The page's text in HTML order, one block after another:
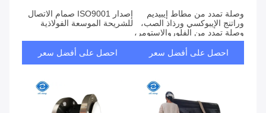
وصلة تمدد من مطاط إيبيديم
وراتنج الإيبوكسي ورذاذ الصب،
وصلة تمدد من الفلوروالاستومر،
وصلة ناعمة، وصلة تمدد من
مطاط البوتيل عند مخرج مضخة
تدوير ملاط إزالة الكبريت من
احصل على أفضل سعر
إصدار ISO9001 صمام الاتصال
للشريحة الموسعة الفولاذية
احصل على أفضل سعر